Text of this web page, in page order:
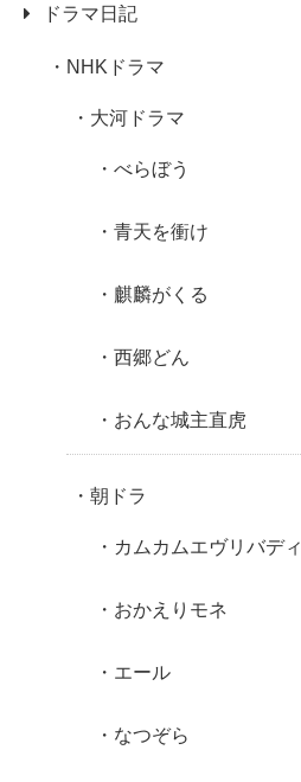
ドラマ日記
NHKドラマ
大河ドラマ
べらぼう
青天を衝け
麒麟がくる
西郷どん
おんな城主直虎
朝ドラ
カムカムエヴリバディ
おかえりモネ
エール
なつぞら